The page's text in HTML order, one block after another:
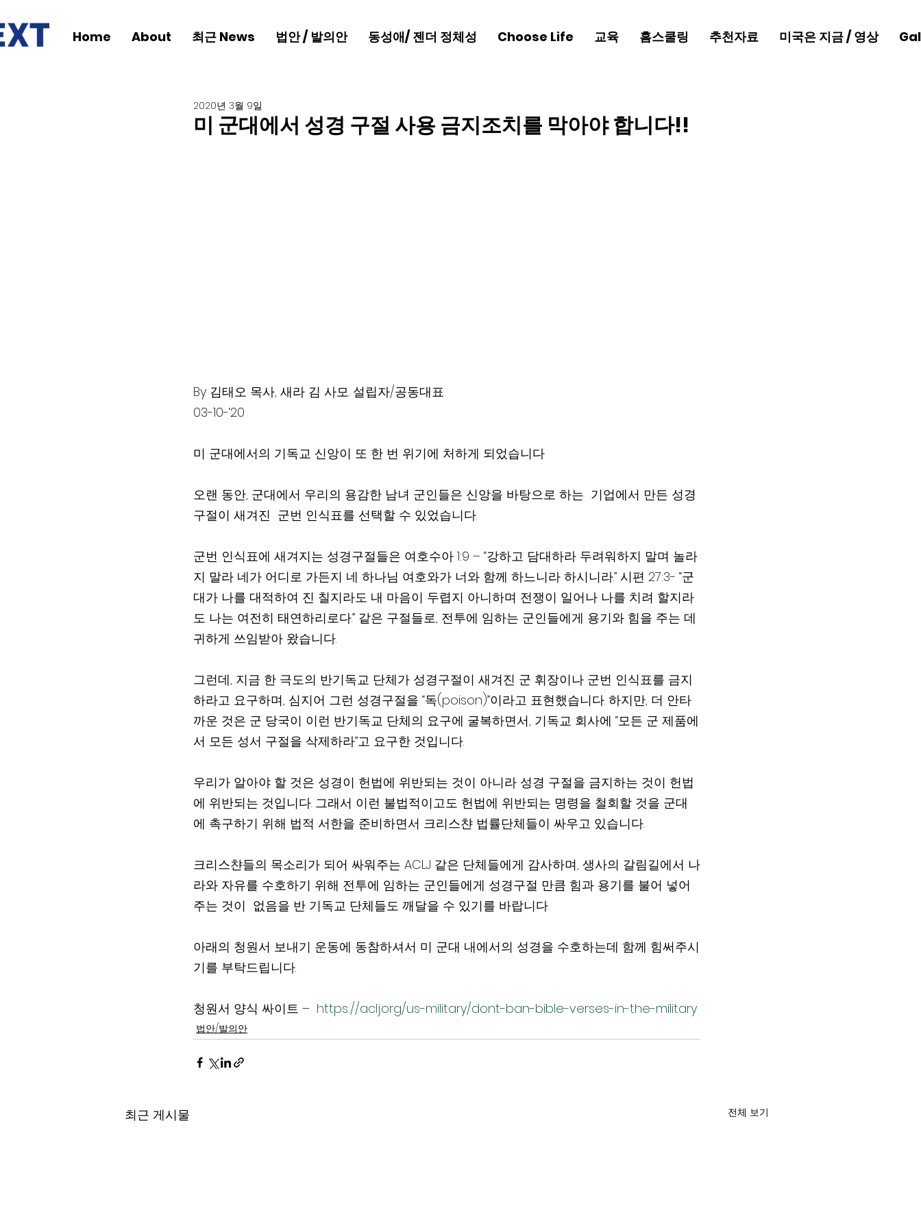
Home About 최근 News 법안 / 발의안 동성애/ 젠더 정체성 Choose Life 교육 홈스쿨링 추천자료 미국은 지금 / 영상
미 군대에서 성경 구절 사용 금지조치를 막아야 합니다!!
2020년 3월 9일
By 김태오 목사, 새라 김 사모. 설립자/공동대표
03-10-‘20
미 군대에서의 기독교 신앙이 또 한 번 위기에 처하게 되었습니다
오랜 동안, 군대에서 우리의 용감한 남녀 군인들은 신앙을 바탕으로 하는  기업에서 만든 성경
구절이 새겨진  군번 인식표를 선택할 수 있었습니다.
군번 인식표에 새겨지는 성경구절들은 여호수아 1:9 – “강하고 담대하라 두려워하지 말며 놀라
지 말라 네가 어디로 가든지 네 하나님 여호와가 너와 함께 하느니라 하시니라.” 시편 27:3- “군
대가 나를 대적하여 진 칠지라도 내 마음이 두렵지 아니하며 전쟁이 일어나 나를 치려 할지라
도 나는 여전히 태연하리로다.” 같은 구절들로, 전투에 임하는 군인들에게 용기와 힘을 주는 데
귀하게 쓰임받아 왔습니다.
그런데, 지금 한 극도의 반기독교 단체가 성경구절이 새겨진 군 휘장이나 군번 인식표를 금지
하라고 요구하며, 심지어 그런 성경구절을 “독(poison)”이라고 표현했습니다. 하지만, 더 안타
까운 것은 군 당국이 이런 반기독교 단체의 요구에 굴복하면서, 기독교 회사에 “모든 군 제품에
서 모든 성서 구절을 삭제하라”고 요구한 것입니다.
우리가 알아야 할 것은 성경이 헌법에 위반되는 것이 아니라 성경 구절을 금지하는 것이 헌법
에 위반되는 것입니다. 그래서 이런 불법적이고도 헌법에 위반되는 명령을 철회할 것을 군대
에 촉구하기 위해 법적 서한을 준비하면서 크리스챤 법률단체들이 싸우고 있습니다.
크리스챤들의 목소리가 되어 싸워주는 ACLJ 같은 단체들에게 감사하며, 생사의 갈림길에서 나
라와 자유를 수호하기 위해 전투에 임하는 군인들에게 성경구절 만큼 힘과 용기를 불어 넣어
주는 것이  없음을 반 기독교 단체들도 깨달을 수 있기를 바랍니다.
아래의 청원서 보내기 운동에 동참하셔서 미 군대 내에서의 성경을 수호하는데 함께 힘써주시
기를 부탁드립니다.
청원서 양식 싸이트 – https://aclj.org/us-military/dont-ban-bible-verses-in-the-military
법안/발의안
최근 게시물 전체 보기